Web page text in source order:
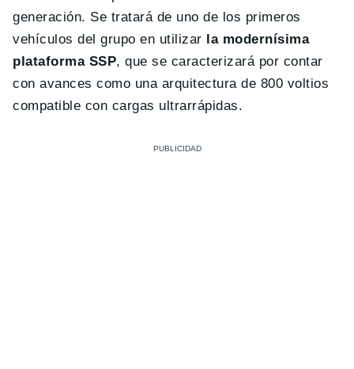
generación. Se tratará de uno de los primeros
vehículos del grupo en utilizar la modernísima
plataforma SSP, que se caracterizará por contar
con avances como una arquitectura de 800 voltios
compatible con cargas ultrarrápidas.